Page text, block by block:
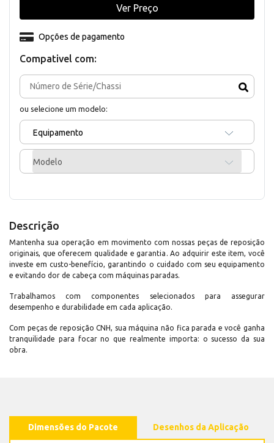
Compativel com:
ou selecione um modelo:
Equipamento
Modelo
Opções de pagamento
Ver Preço
Descrição
Mantenha sua operação em movimento com nossas peças de reposição
originais, que oferecem qualidade e garantia. Ao adquirir este item, você
investe em custo-benefício, garantindo o cuidado com seu equipamento
e evitando dor de cabeça com máquinas paradas.
Trabalhamos com componentes selecionados para assegurar
desempenho e durabilidade em cada aplicação.
Com peças de reposição CNH, sua máquina não fica parada e você ganha
tranquilidade para focar no que realmente importa: o sucesso da sua
obra.
Dimensões do Pacote Desenhos da Aplicação